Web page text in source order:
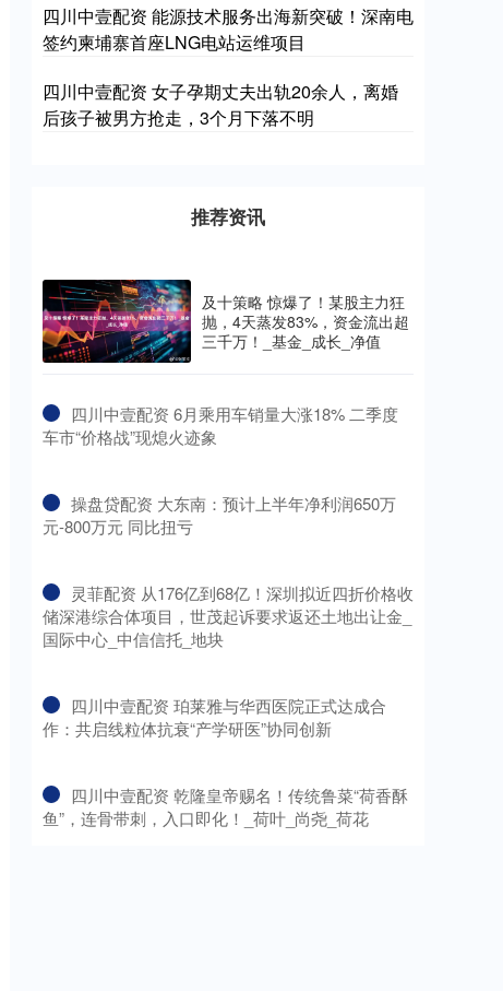
四川中壹配资 能源技术服务出海新突破！深南电
签约柬埔寨首座LNG电站运维项目
四川中壹配资 女子孕期丈夫出轨20余人，离婚
后孩子被男方抢走，3个月下落不明
推荐资讯
及十策略 惊爆了！某股主力狂
抛，4天蒸发83%，资金流出超
三千万！_基金_成长_净值
​四川中壹配资 6月乘用车销量大涨18% 二季度
车市“价格战”现熄火迹象
​操盘贷配资 大东南：预计上半年净利润650万
元-800万元 同比扭亏
​灵菲配资 从176亿到68亿！深圳拟近四折价格收
储深港综合体项目，世茂起诉要求返还土地出让金_
国际中心_中信信托_地块
​四川中壹配资 珀莱雅与华西医院正式达成合
作：共启线粒体抗衰“产学研医”协同创新
​四川中壹配资 乾隆皇帝赐名！传统鲁菜“荷香酥
鱼”，连骨带刺，入口即化！_荷叶_尚尧_荷花